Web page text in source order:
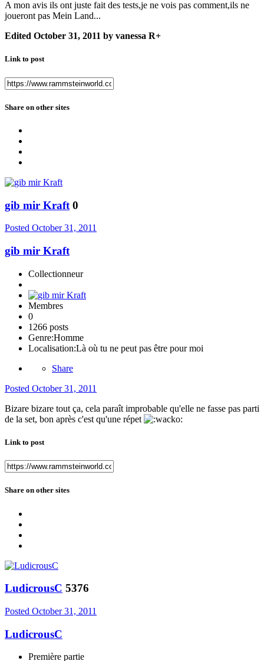
A mon avis ils ont juste fait des tests,je ne vois pas comment,ils ne
joueront pas Mein Land...
Edited October 31, 2011 by vanessa R+
Link to post
Share on other sites
gib mir Kraft 0
Posted October 31, 2011
gib mir Kraft
Collectionneur
Membres
0
1266 posts
Genre:Homme
Localisation:Là où tu ne peut pas être pour moi
Share
Posted October 31, 2011
Bizare bizare tout ça, cela paraît improbable qu'elle ne fasse pas parti
de la set, bon après c'est qu'une répet
Link to post
Share on other sites
LudicrousC 5376
Posted October 31, 2011
LudicrousC
Première partie